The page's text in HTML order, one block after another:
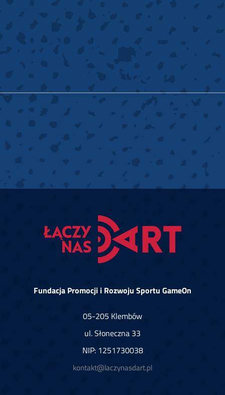
Fundacja Promocji i Rozwoju Sportu GameOn
05-205 Klembów
ul. Słoneczna 33
NIP: 1251730038
kontakt@laczynasdart.pl